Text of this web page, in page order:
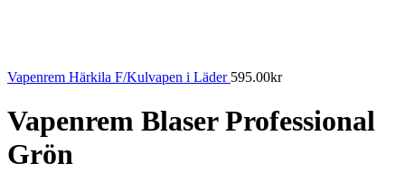
Vapenrem Härkila F/Kulvapen i Läder 595.00kr
Vapenrem Blaser Professional
Grön